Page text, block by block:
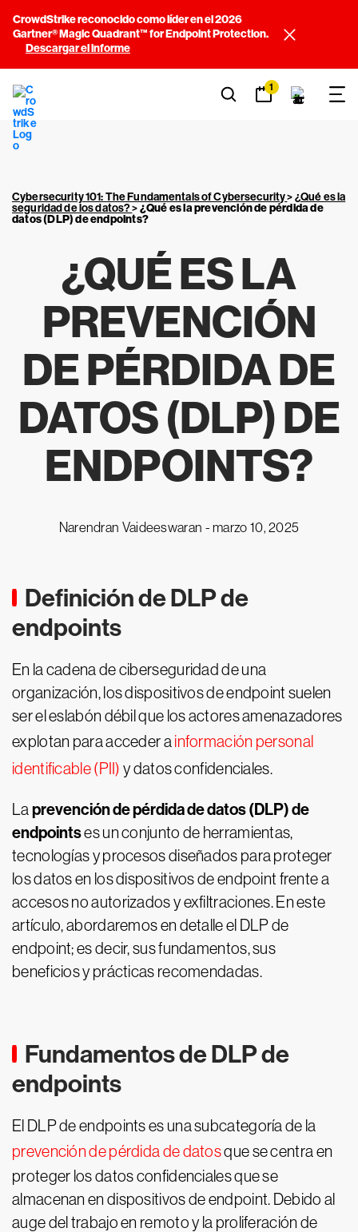
CrowdStrike reconocido como líder en el 2026
Gartner® Magic Quadrant™ for Endpoint Protection.
Descargar el informe
1
Cybersecurity 101: The Fundamentals of Cybersecurity>¿Qué es la
seguridad de los datos?>¿Qué es la prevención de pérdida de
datos (DLP) de endpoints?
¿QUÉ ES LA
PREVENCIÓN
DE PÉRDIDA DE
DATOS (DLP) DE
ENDPOINTS?
Narendran Vaideeswaran -marzo 10, 2025
Definición de DLP de
endpoints
En la cadena de ciberseguridad de una
organización, los dispositivos de endpoint suelen
ser el eslabón débil que los actores amenazadores
explotan para acceder a información personal
identificable (PII) y datos confidenciales.
La prevención de pérdida de datos (DLP) de
endpointses un conjunto de herramientas,
tecnologías y procesos diseñados para proteger
los datos en los dispositivos de endpoint frente a
accesos no autorizados y exfiltraciones. En este
artículo, abordaremos en detalle el DLP de
endpoint; es decir, sus fundamentos, sus
beneficios y prácticas recomendadas.
Fundamentos de DLP de
endpoints
El DLP de endpoints es una subcategoría de la
prevención de pérdida de datosque se centra en
proteger los datos confidenciales que se
almacenan en dispositivos de endpoint. Debido al
auge del trabajo en remoto y la proliferación de